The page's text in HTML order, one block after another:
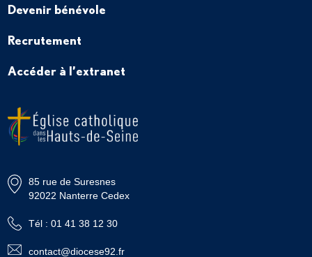
Devenir bénévole
Recrutement
Accéder à l’extranet
85 rue de Suresnes
92022 Nanterre Cedex
Tél : 01 41 38 12 30
contact@diocese92.fr